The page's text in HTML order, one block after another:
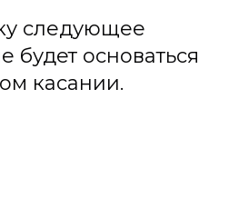
следующее
будет основаться
касании.